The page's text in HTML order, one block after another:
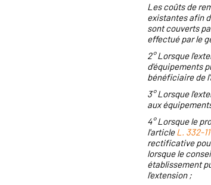
Les coûts de
existantes afin
sont couverts
effectué par le
2° Lorsque
d'équipements
bénéficiaire de
3° Lorsque
aux
4° Lorsque le
l'articleL. 332-
rectificative
lorsque le
établissement
l'extension ;